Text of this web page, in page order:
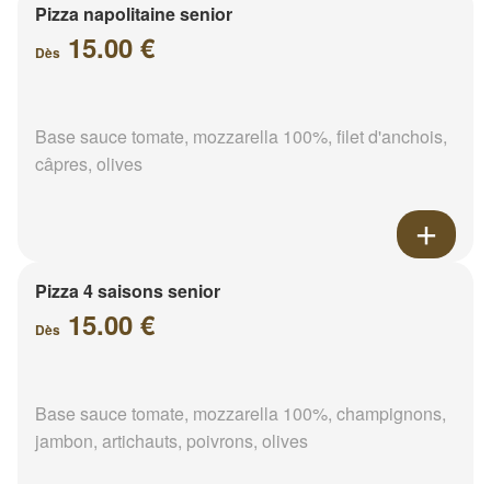
Pizza napolitaine senior
Dès 15.00 €
Base sauce tomate, mozzarella 100%, filet d'anchois,
câpres, olives
Pizza 4 saisons senior
Dès 15.00 €
Base sauce tomate, mozzarella 100%, champignons,
jambon, artichauts, poivrons, olives